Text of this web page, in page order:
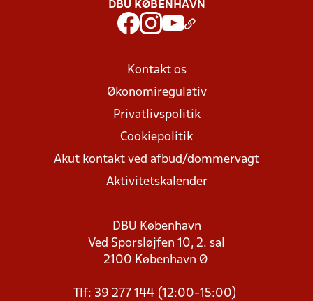
DBU KØBENHAVN
Kontakt os
Økonomiregulativ
Privatlivspolitik
Cookiepolitik
Akut kontakt ved afbud/dommervagt
Aktivitetskalender
DBU København
Ved Sporsløjfen 10, 2. sal
2100 København Ø
Tlf: 39 277 144 (12:00-15:00)